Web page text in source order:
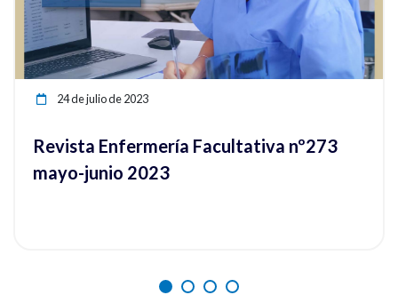
24 de julio de 2023
Revista Enfermería Facultativa nº273
mayo-junio 2023